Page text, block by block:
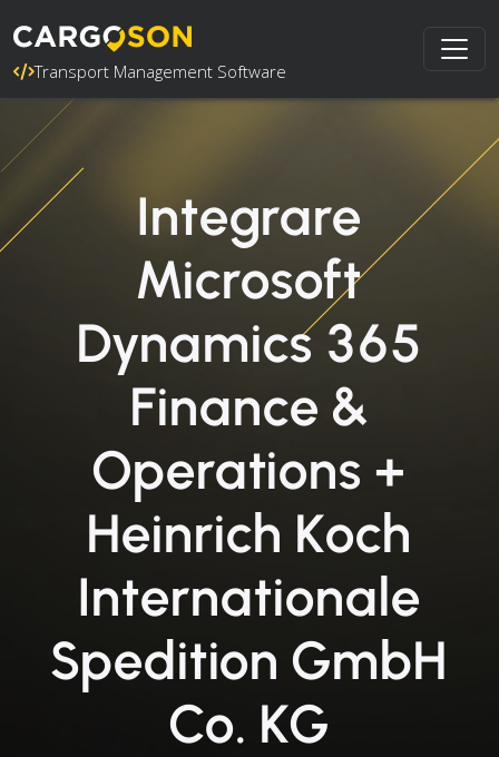
Transport Management Software
Integrare
Microsoft
Dynamics 365
Finance &
Operations +
Heinrich Koch
Internationale
Spedition GmbH
Co. KG